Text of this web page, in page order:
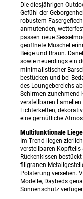
Die diesjährigen
Gefühl der
robustem
anmutenden,
passen neue
geöffnete Muschel
Beige und Braun.
sowie neuerdings ein
minimalistischer
bestücken und bei
des Loungebereichs
Schirmen zunehmend
verstellbaren
Lichterketten,
eine gemütliche
Multifunktionale
Im Trend liegen
verstellbaren
Rückenkissen
filigranen
Polsterung versehen.
Modelle, Daybeds
Sonnenschutz